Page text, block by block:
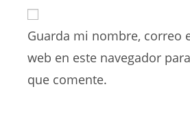
para
comentar
electrónico
para
de
tu
web
Guarda mi nombre, correo
web en este navegador
que comente.